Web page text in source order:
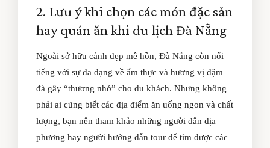
2. Lưu ý khi chọn các món đặc sản
hay quán ăn khi du lịch Đà Nẵng
Ngoài sở hữu cảnh đẹp mê hồn, Đà Nẵng còn nổi
tiếng với sự đa dạng về ẩm thực và hương vị đậm
đà gây “thương nhớ” cho du khách. Nhưng không
phải ai cũng biết các địa điểm ăn uống ngon và chất
lượng, bạn nên tham khảo những người dân địa
phương hay người hướng dẫn tour để tìm được các